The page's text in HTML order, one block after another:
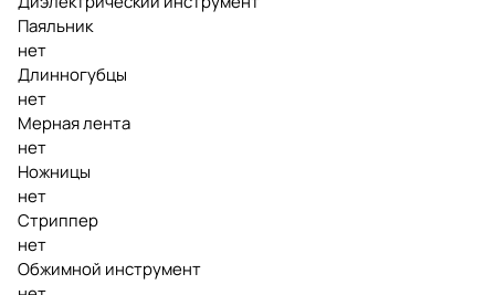
Паяльник
нет
Длинногубцы
нет
Мерная лента
нет
Ножницы
нет
Стриппер
нет
Обжимной инструмент